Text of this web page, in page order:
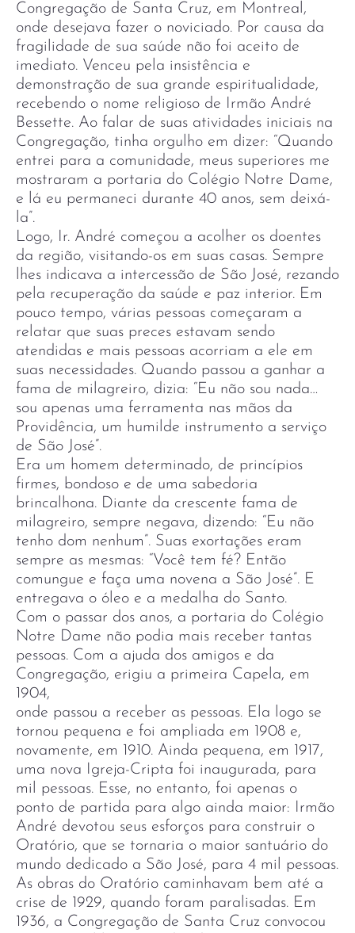
Congregação de Santa Cruz, em Montreal,
onde desejava fazer o noviciado. Por causa da
fragilidade de sua saúde não foi aceito de
imediato. Venceu pela insistência e
demonstração de sua grande espiritualidade,
recebendo o nome religioso de Irmão André
Bessette. Ao falar de suas atividades iniciais na
Congregação, tinha orgulho em dizer: “Quando
entrei para a comunidade, meus superiores me
mostraram a portaria do Colégio Notre Dame,
e lá eu permaneci durante 40 anos, sem deixá-
la”.
Logo, Ir. André começou a acolher os doentes
da região, visitando-os em suas casas. Sempre
lhes indicava a intercessão de São José, rezando
pela recuperação da saúde e paz interior. Em
pouco tempo, várias pessoas começaram a
relatar que suas preces estavam sendo
atendidas e mais pessoas acorriam a ele em
suas necessidades. Quando passou a ganhar a
fama de milagreiro, dizia: “Eu não sou nada…
sou apenas uma ferramenta nas mãos da
Providência, um humilde instrumento a serviço
de São José”.
Era um homem determinado, de princípios
firmes, bondoso e de uma sabedoria
brincalhona. Diante da crescente fama de
milagreiro, sempre negava, dizendo: “Eu não
tenho dom nenhum”. Suas exortações eram
sempre as mesmas: “Você tem fé? Então
comungue e faça uma novena a São José”. E
entregava o óleo e a medalha do Santo.
Com o passar dos anos, a portaria do Colégio
Notre Dame não podia mais receber tantas
pessoas. Com a ajuda dos amigos e da
Congregação, erigiu a primeira Capela, em
1904,
onde passou a receber as pessoas. Ela logo se
tornou pequena e foi ampliada em 1908 e,
novamente, em 1910. Ainda pequena, em 1917,
uma nova Igreja-Cripta foi inaugurada, para
mil pessoas. Esse, no entanto, foi apenas o
ponto de partida para algo ainda maior: Irmão
André devotou seus esforços para construir o
Oratório, que se tornaria o maior santuário do
mundo dedicado a São José, para 4 mil pessoas.
As obras do Oratório caminhavam bem até a
crise de 1929, quando foram paralisadas. Em
1936, a Congregação de Santa Cruz convocou